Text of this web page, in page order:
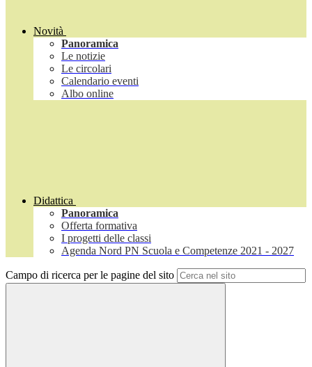
Novità
Panoramica
Le notizie
Le circolari
Calendario eventi
Albo online
Didattica
Panoramica
Offerta formativa
I progetti delle classi
Agenda Nord PN Scuola e Competenze 2021 - 2027
Campo di ricerca per le pagine del sito